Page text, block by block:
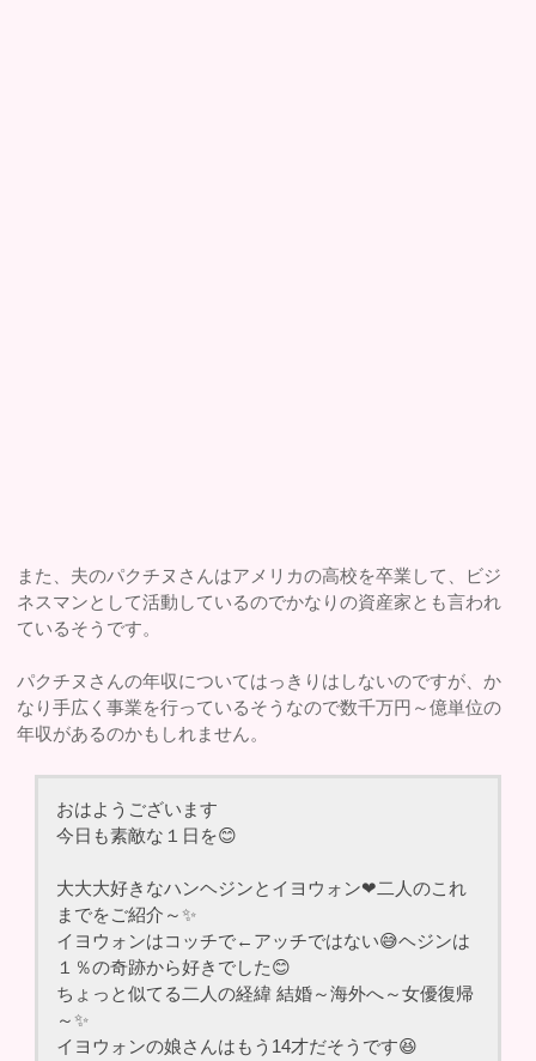
また、夫のパクチヌさんはアメリカの高校を卒業して、ビジ
ネスマンとして活動しているのでかなりの資産家とも言われ
ているそうです。
パクチヌさんの年収についてはっきりはしないのですが、か
なり手広く事業を行っているそうなので数千万円～億単位の
年収があるのかもしれません。
おはようございます
今日も素敵な１日を😊
大大大好きなハンヘジンとイヨウォン❤二人のこれ
までをご紹介～✨
イヨウォンはコッチで←アッチではない😅ヘジンは
１％の奇跡から好きでした😊
ちょっと似てる二人の経緯 結婚～海外へ～女優復帰
～✨
イヨウォンの娘さんはもう14才だそうです😆